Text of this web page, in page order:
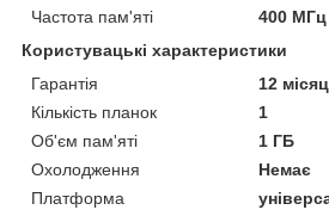
Частота пам'яті
400 МГц
Користувацькі характеристики
Гарантія
12
Кількість планок
1
Об'єм пам'яті
1 ГБ
Охолодження
Немає
Платформа